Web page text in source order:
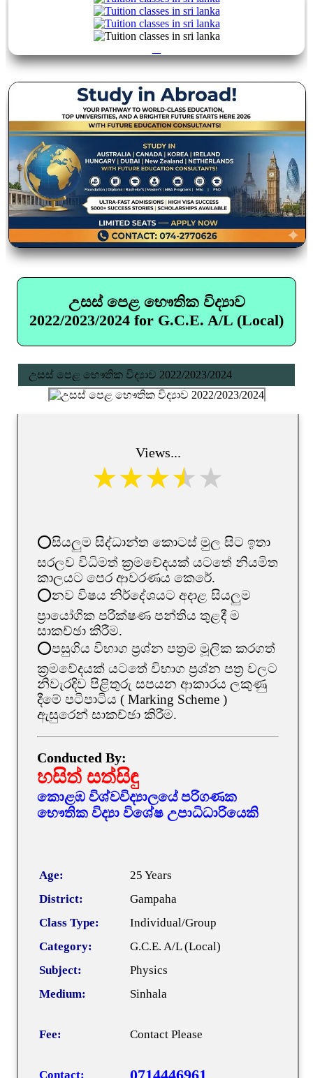
උසස් පෙළ භෞතික විද්‍යාව
2022/2023/2024 for G.C.E. A/L (Local)
උසස් පෙළ භෞතික විද්‍යාව 2022/2023/2024
Views...
⭕සියලුම සිද්ධාන්ත කොටස් මුල සිට ඉතා
සරලව විධිමත් ක්‍රමවේදයක් යටතේ නියමිත
කාලයට පෙර ආවරණය කෙරේ.
⭕නව විෂය නිර්දේශයට අදාළ සියලුම
ප්‍රායෝගික පරීක්ෂණ පන්තිය තුළදී ම
සාකච්ඡා කිරීම.
⭕පසුගිය විභාග ප්‍රශ්න පත්‍රම මූලික කරගත්
ක්‍රමවේදයක් යටතේ විභාග ප්‍රශ්න පත්‍ර වලට
නිවැරදිව පිළිතුරු සපයන ආකාරය ලකුණු
දීමේ පටිපාටිය ( Marking Scheme )
ඇසුරෙන් සාකච්ඡා කිරීම.
Conducted By:
හසිත් සත්සිඳු
කොළඹ විශ්වවිද්‍යාලයේ පරිගණක
භෞතික විද්‍යා විශේෂ උපාධිධාරියෙකි
Age:
25 Years
District:
Gampaha
Class Type:
Individual/Group
Category:
G.C.E. A/L (Local)
Subject:
Physics
Medium:
Sinhala
Fee: Contact Please
Contact: